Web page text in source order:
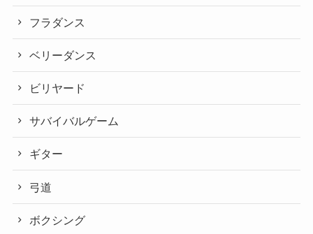
フラダンス
ベリーダンス
ビリヤード
サバイバルゲーム
ギター
弓道
ボクシング